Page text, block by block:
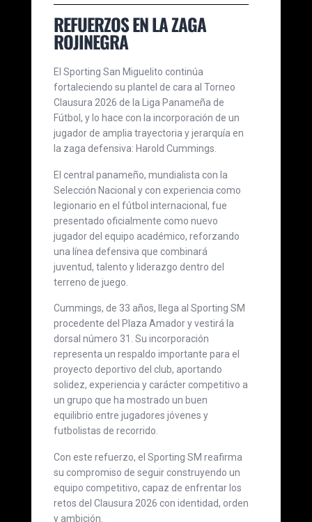
REFUERZOS EN LA ZAGA
ROJINEGRA
El Sporting San Miguelito continúa
fortaleciendo su plantel de cara al Torneo
Clausura 2026 de la Liga Panameña de
Fútbol, y lo hace con la incorporación de un
jugador de amplia trayectoria y jerarquía en
la zaga defensiva: Harold Cummings.
El central panameño, mundialista con la
Selección Nacional y con experiencia como
legionario en el fútbol internacional, fue
presentado oficialmente como nuevo
jugador del equipo académico, reforzando
una línea defensiva que combinará
juventud, talento y liderazgo dentro del
terreno de juego.
Cummings, de 33 años, llega al Sporting SM
procedente del Plaza Amador y vestirá la
dorsal número 31. Su incorporación
representa un respaldo importante para el
proyecto deportivo del club, aportando
solidez, experiencia y carácter competitivo a
un grupo que ha mostrado un buen
equilibrio entre jugadores jóvenes y
futbolistas de recorrido.
Con este refuerzo, el Sporting SM reafirma
su compromiso de seguir construyendo un
equipo competitivo, capaz de enfrentar los
retos del Clausura 2026 con identidad, orden
y ambición.